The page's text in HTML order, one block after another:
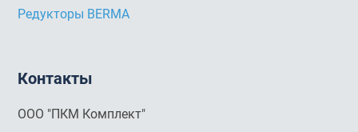
Редукторы BERMA
Контакты
ООО "ПКМ Комплект"